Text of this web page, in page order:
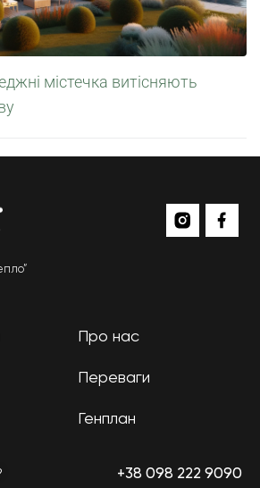
містечка витісняють
Про нас
Переваги
Генплан
+38 098 222 9090